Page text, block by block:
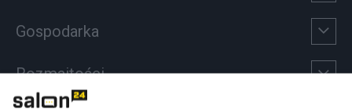
Gospodarka
Rozmaitości